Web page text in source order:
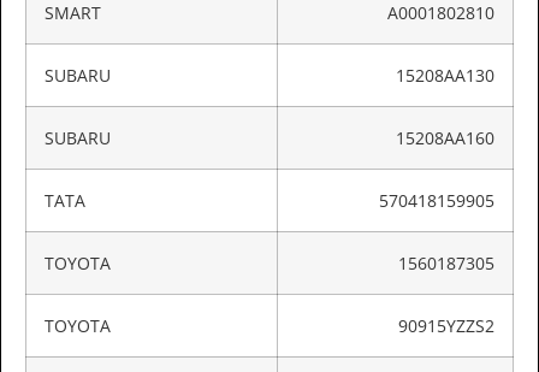
SMART A0001802810
SUBARU 15208AA130
SUBARU 15208AA160
TATA 570418159905
TOYOTA 1560187305
TOYOTA 90915YZZS2